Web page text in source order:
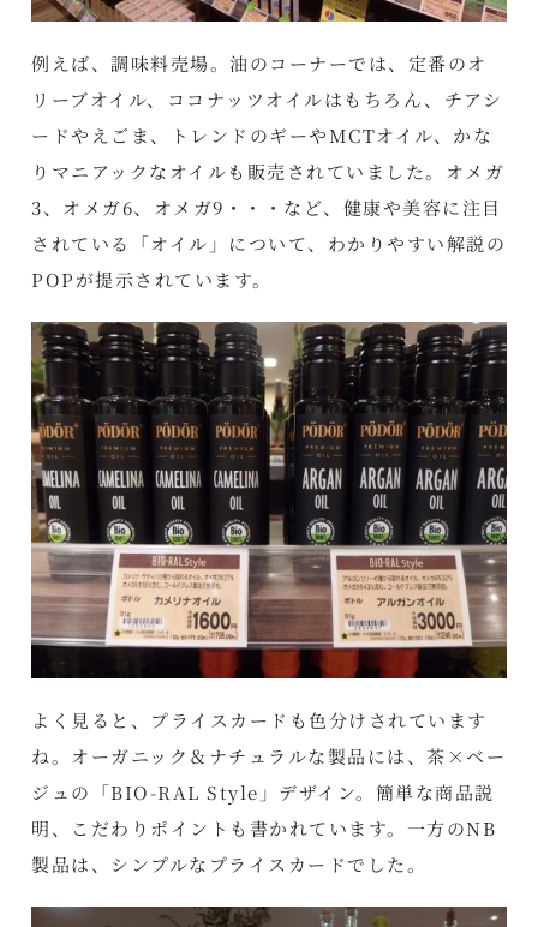
例えば、調味料売場。油のコーナーでは、定番のオ
リーブオイル、ココナッツオイルはもちろん、チアシ
ードやえごま、トレンドのギーやMCTオイル、かな
りマニアックなオイルも販売されていました。オメガ
3、オメガ6、オメガ9・・・など、健康や美容に注目
されている「オイル」について、わかりやすい解説の
POPが提示されています。
よく見ると、プライスカードも色分けされています
ね。オーガニック＆ナチュラルな製品には、茶×ベー
ジュの「BIO-RAL Style」デザイン。簡単な商品説
明、こだわりポイントも書かれています。一方のNB
製品は、シンプルなプライスカードでした。